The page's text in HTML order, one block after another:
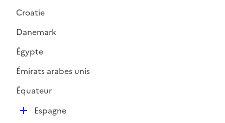
Croatie
Danemark
Égypte
Émirats arabes unis
Équateur
DEspagne